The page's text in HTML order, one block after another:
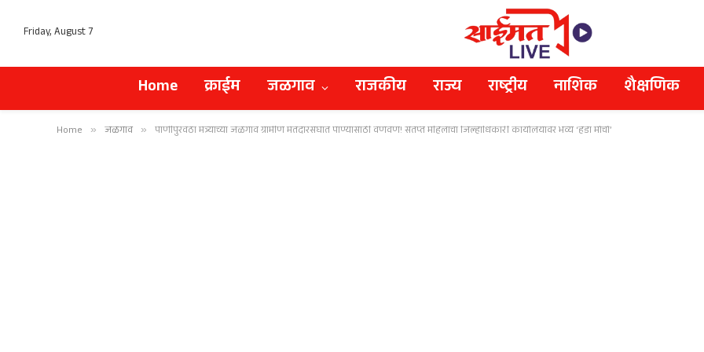
Friday, August 7
Home क्राईम जळगाव राजकीय राज्य राष्ट्रीय नाशिक शैक्षणिक
Home » जळगाव » पाणीपुरवठा मंत्र्यांच्या जळगाव ग्रामीण मतदारसंघात पाण्यासाठी वणवण! संतप्त महिलांचा जिल्हाधिकारी कार्यालयावर भव्य ‘हंडा मोर्चा’